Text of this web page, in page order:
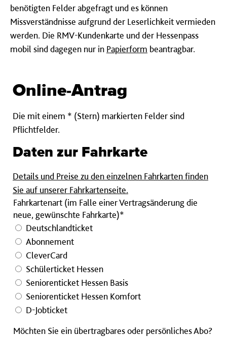
benötigten Felder abgefragt und es können
Missverständnisse aufgrund der Leserlichkeit vermieden
werden. Die RMV-Kundenkarte und der Hessenpass
mobil sind dagegen nur in Papierform beantragbar.
Online-Antrag
Die mit einem * (Stern) markierten Felder sind
Pflichtfelder.
Daten zur Fahrkarte
Details und Preise zu den einzelnen Fahrkarten finden
Sie auf unserer Fahrkartenseite.
Fahrkartenart (im Falle einer Vertragsänderung die
neue, gewünschte Fahrkarte)*
Deutschlandticket
Abonnement
CleverCard
Schülerticket Hessen
Seniorenticket Hessen Basis
Seniorenticket Hessen Komfort
D-Jobticket
Möchten Sie ein übertragbares oder persönliches Abo?